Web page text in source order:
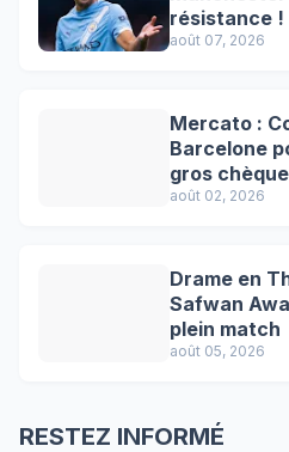
résistance !
août 07, 2026
Mercato :
Barcelone
gros
août 02, 2026
Drame en
Safwan
plein match
août 05, 2026
RESTEZ INFORMÉ